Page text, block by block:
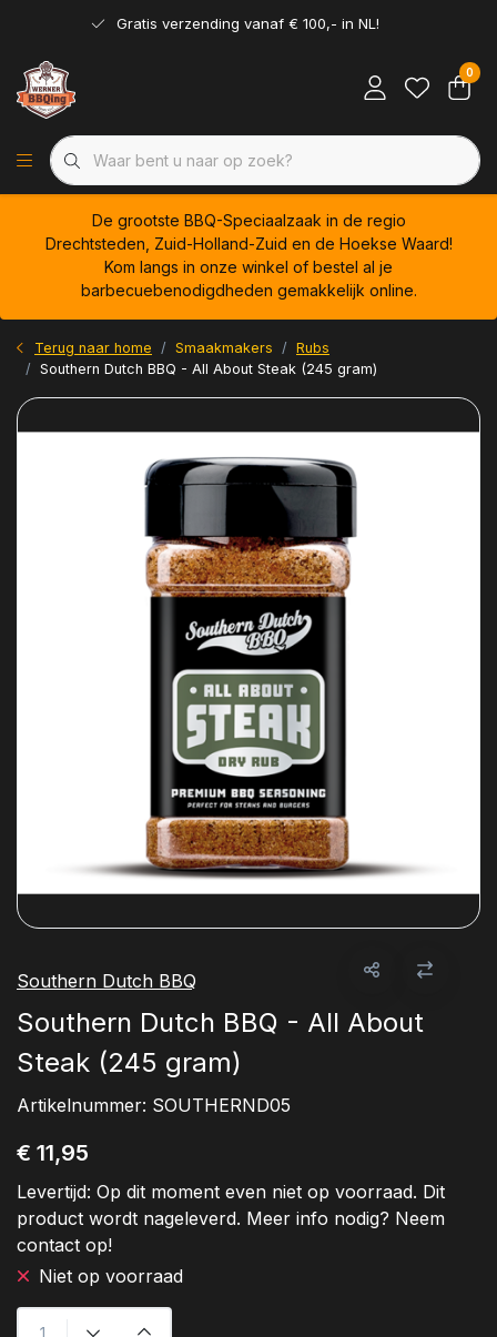
Gratis verzending vanaf € 100,- in NL!
0
De grootste BBQ-Speciaalzaak in de regio
Drechtsteden, Zuid-Holland-Zuid en de Hoekse Waard!
Kom langs in onze winkel of bestel al je
barbecuebenodigdheden gemakkelijk online.
Terug naar home Smaakmakers
Rubs
Southern Dutch BBQ - All About Steak (245 gram)
Southern Dutch BBQ
Southern Dutch BBQ - All About
Steak (245 gram)
Artikelnummer: SOUTHERND05
€ 11,95
Levertijd: Op dit moment even niet op voorraad. Dit
product wordt nageleverd. Meer info nodig? Neem
contact op!
Niet op voorraad